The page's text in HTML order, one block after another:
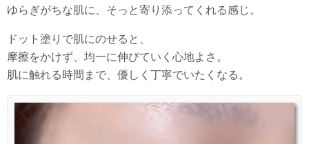
ゆらぎがちな肌に、そっと寄り添ってくれる感じ。
ドット塗りで肌にのせると、
摩擦をかけず、均一に伸びていく心地よさ。
肌に触れる時間まで、優しく丁寧でいたくなる。